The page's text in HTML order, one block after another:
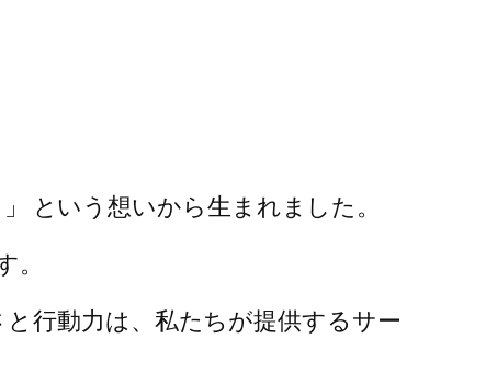
という想いから生まれました。
行動力は、私たちが提供するサー